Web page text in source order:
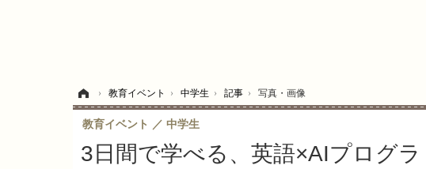
› 教育イベント › 中学生 › 記事 › 写真・画像
3日間で学べる、英語×AIプログ
教育イベント 中学生